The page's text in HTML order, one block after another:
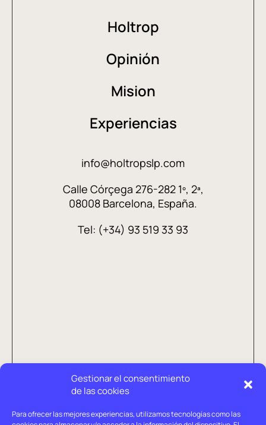
Gestionar el consentimiento
de las cookies
Para ofrecer las mejores experiencias, utilizamos tecnologías como las
Holtrop
Opinión
Mision
Experiencias
info@holtropslp.com
Calle Córçega 276-282 1º, 2ª,
08008 Barcelona, España.
Tel: (+34) 93 519 33 93